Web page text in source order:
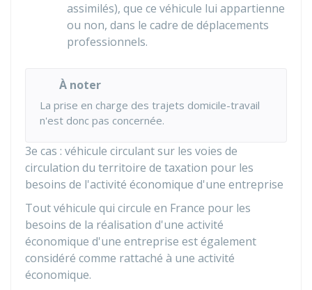
assimilés), que ce véhicule lui appartienne
ou non, dans le cadre de déplacements
professionnels.
À noter
La prise en charge des trajets domicile-travail
n'est donc pas concernée.
3e cas : véhicule circulant sur les voies de
circulation du territoire de taxation pour les
besoins de l'activité économique d'une entreprise
Tout véhicule qui circule en France pour les
besoins de la réalisation d'une activité
économique d'une entreprise est également
considéré comme rattaché à une activité
économique.